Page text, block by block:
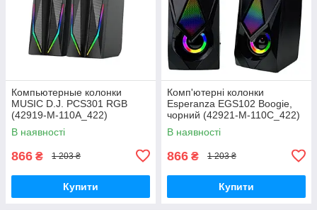
Компьютерные колонки
MUSIC D.J. PCS301 RGB
(42919-M-110A_422)
В наявності
866 ₴ 1 203 ₴
Купити
Комп'ютерні колонки
Esperanza EGS102 Boogie,
чорний (42921-M-110C_422)
В наявності
866 ₴ 1 203 ₴
Купити